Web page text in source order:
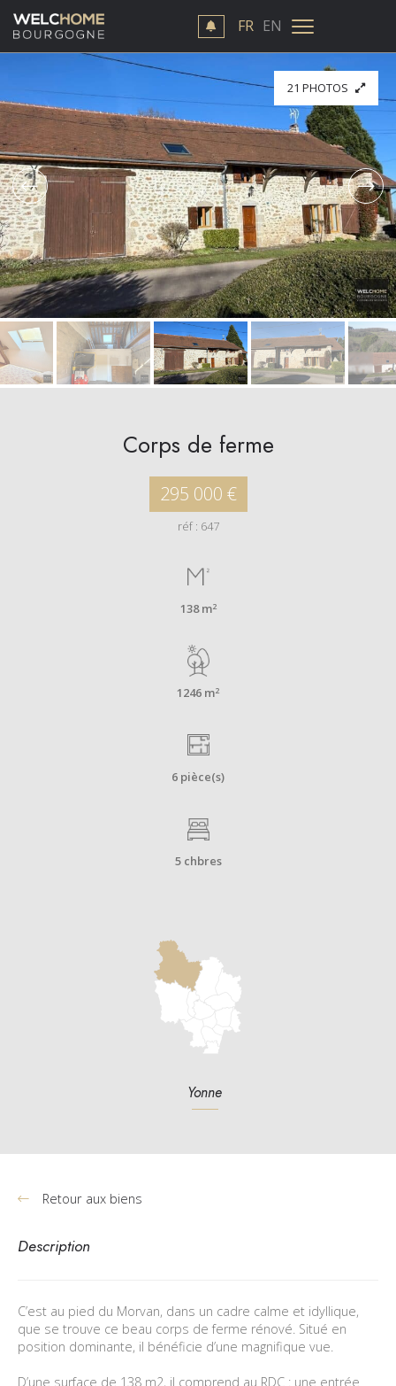
FR EN
21 PHOTOS
Corps de ferme
295 000 €
réf : 647
138 m2
1246 m2
6 pièce(s)
5 chbres
Yonne
Retour aux biens
Description
C’est au pied du Morvan, dans un cadre calme et idyllique,
que se trouve ce beau corps de ferme rénové. Situé en
position dominante, il bénéficie d’une magnifique vue.
D’une surface de 138 m2, il comprend au RDC : une entrée